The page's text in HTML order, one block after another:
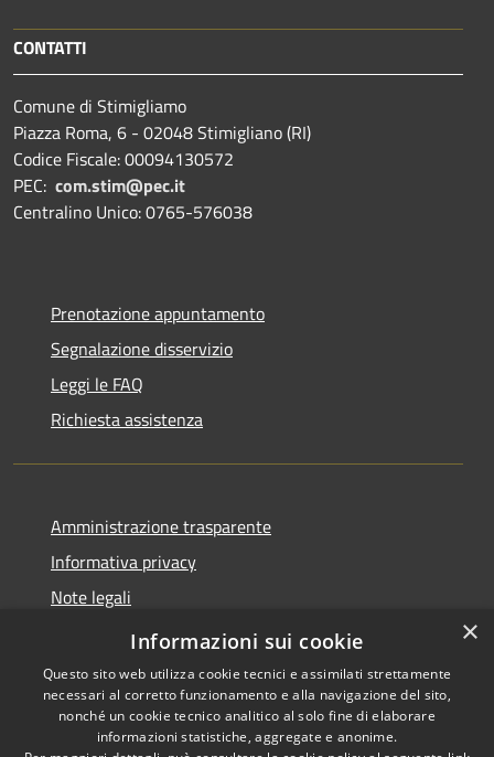
CONTATTI
Comune di Stimigliamo
Piazza Roma, 6 - 02048 Stimigliano (RI)
Codice Fiscale: 00094130572
PEC: com.stim@pec.it
Centralino Unico: 0765-576038
Prenotazione appuntamento
Segnalazione disservizio
Leggi le FAQ
Richiesta assistenza
Amministrazione trasparente
Informativa privacy
Note legali
Dichiarazione di accessibilità
Copyright © 2026 • Comune di
×
Informazioni sui cookie
Questo sito web utilizza cookie tecnici e assimilati strettamente
necessari al corretto funzionamento e alla navigazione del sito,
nonché un cookie tecnico analitico al solo fine di elaborare
informazioni statistiche, aggregate e anonime.